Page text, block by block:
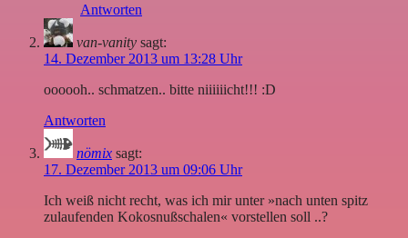
Antworten
van-vanity sagt:
14. Dezember 2013 um 13:28 Uhr
oooooh.. schmatzen.. bitte niiiiiicht!!! :D
Antworten
nömix sagt:
17. Dezember 2013 um 09:06 Uhr
Ich weiß nicht recht, was ich mir unter »nach unten spitz
zulaufenden Kokosnußschalen« vorstellen soll ..?